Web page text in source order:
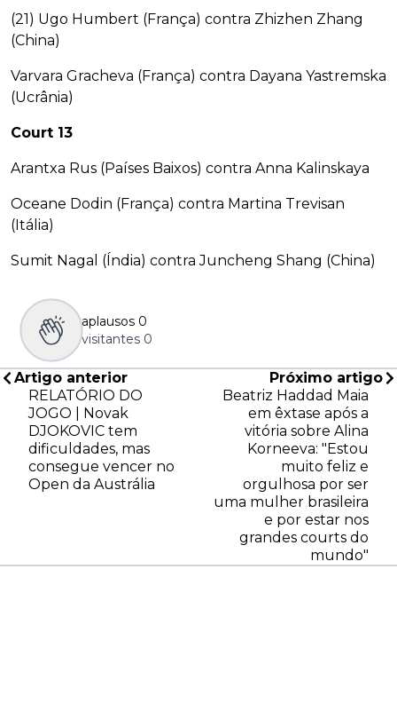
(21) Ugo Humbert (França) contra Zhizhen Zhang
(China)
Varvara Gracheva (França) contra Dayana Yastremska
(Ucrânia)
Court 13
Arantxa Rus (Países Baixos) contra Anna Kalinskaya
Oceane Dodin (França) contra Martina Trevisan
(Itália)
Sumit Nagal (Índia) contra Juncheng Shang (China)
aplausos 0
visitantes 0
Artigo anterior
RELATÓRIO DO
JOGO | Novak
DJOKOVIC tem
dificuldades, mas
consegue vencer no
Open da Austrália
Próximo artigo
Beatriz Haddad Maia
em êxtase após a
vitória sobre Alina
Korneeva: "Estou
muito feliz e
orgulhosa por ser
uma mulher brasileira
e por estar nos
grandes courts do
mundo"